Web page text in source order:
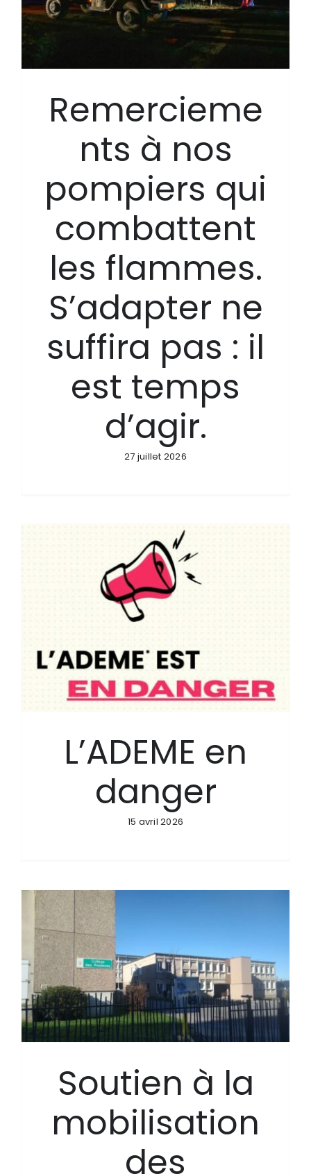
Remercieme
nts à nos
pompiers qui
combattent
les flammes.
S’adapter ne
suffira pas : il
est temps
d’agir.
27 juillet 2026
L’ADEME en
danger
15 avril 2026
Soutien à la
mobilisation
des